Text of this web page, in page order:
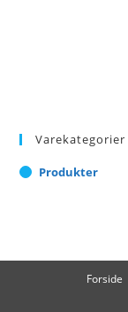
Varekategorier
Produkter
Forside